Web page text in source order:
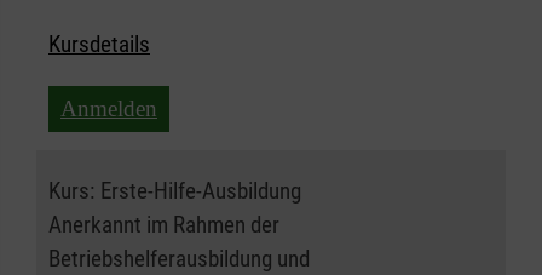
Kursdetails
Anmelden
Kurs: Erste-Hilfe-Ausbildung
Anerkannt im Rahmen der
Betriebshelferausbildung und